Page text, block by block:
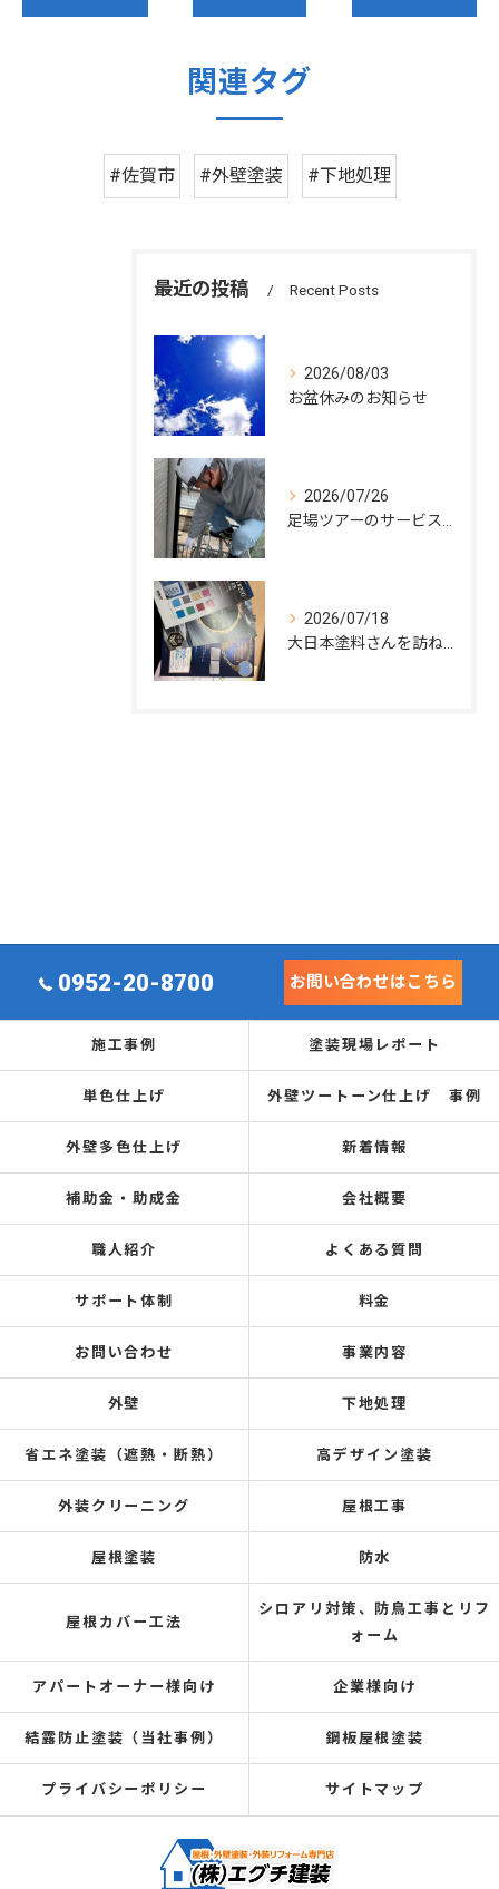
関連タグ
#佐賀市 #外壁塗装 #下地処理
最近の投稿 Recent Posts
2026/08/03
お盆休みのお知らせ
2026/07/26
2026/07/18
0952-20-8700 お問い合わせはこちら
施工事例 塗装現場レポート
単色仕上げ 外壁ツートーン仕上げ 事例
外壁多色仕上げ 新着情報
補助金・助成金 会社概要
職人紹介 よくある質問
サポート体制 料金
お問い合わせ 事業内容
外壁 下地処理
省エネ塗装（遮熱・断熱） 高デザイン塗装
外装クリーニング 屋根工事
屋根塗装 防水
屋根カバー工法
シロアリ対策、防鳥工事とリフ
ォーム
アパートオーナー様向け 企業様向け
結露防止塗装（当社事例） 鋼板屋根塗装
プライバシーポリシー サイトマップ